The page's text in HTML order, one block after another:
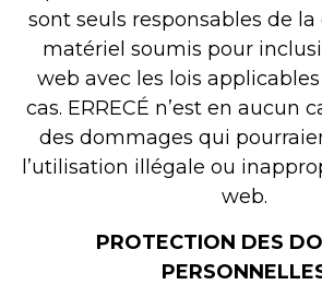
sont seuls responsables de
matériel soumis pour
web avec les lois
cas. ERRECÉ n’est en aucun
des dommages qui
l’utilisation illégale ou
web.
PROTECTION DES